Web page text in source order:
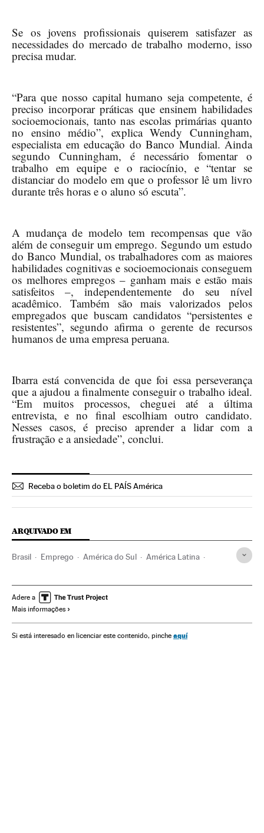
Se os jovens profissionais quiserem satisfazer as
necessidades do mercado de trabalho moderno, isso
precisa mudar.
“Para que nosso capital humano seja competente, é
preciso incorporar práticas que ensinem habilidades
socioemocionais, tanto nas escolas primárias quanto
no ensino médio”, explica Wendy Cunningham,
especialista em educação do Banco Mundial. Ainda
segundo Cunningham, é necessário fomentar o
trabalho em equipe e o raciocínio, e “tentar se
distanciar do modelo em que o professor lê um livro
durante três horas e o aluno só escuta”.
A mudança de modelo tem recompensas que vão
além de conseguir um emprego. Segundo um estudo
do Banco Mundial, os trabalhadores com as maiores
habilidades cognitivas e socioemocionais conseguem
os melhores empregos – ganham mais e estão mais
satisfeitos –, independentemente do seu nível
acadêmico. Também são mais valorizados pelos
empregados que buscam candidatos “persistentes e
resistentes”, segundo afirma o gerente de recursos
humanos de uma empresa peruana.
Ibarra está convencida de que foi essa perseverança
que a ajudou a finalmente conseguir o trabalho ideal.
“Em muitos processos, cheguei até a última
entrevista, e no final escolhiam outro candidato.
Nesses casos, é preciso aprender a lidar com a
frustração e a ansiedade”, conclui.
Receba o boletim do EL PAÍS América
ARQUIVADO EM
Brasil Emprego América do Sul América Latina
Adere a
Mais informações
Si está interesado en licenciar este contenido, pinche aquí